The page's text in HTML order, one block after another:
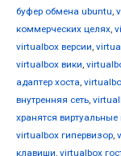
буфер обмена ubuntu,
коммерческих целях,
virtualbox версии,
virtualbox вики,
адаптер хоста,
внутренняя сеть,
хранятся
virtualbox гипервизор,
клавиши, virtualbox